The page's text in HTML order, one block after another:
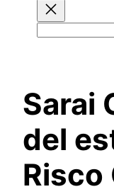
Sarai
del
Risco